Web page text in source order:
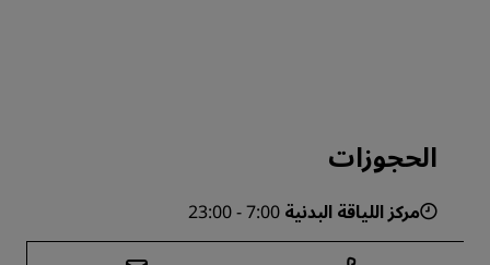
الحجوزات
مركز اللياقة البدنية 7:00 - 23:00